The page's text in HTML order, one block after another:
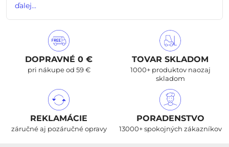
ďalej...
DOPRAVNÉ 0 €
pri nákupe od 59 €
TOVAR SKLADOM
1000+ produktov naozaj
skladom
REKLAMÁCIE
záručné aj pozáručné opravy
PORADENSTVO
13000+ spokojných zákazníkov